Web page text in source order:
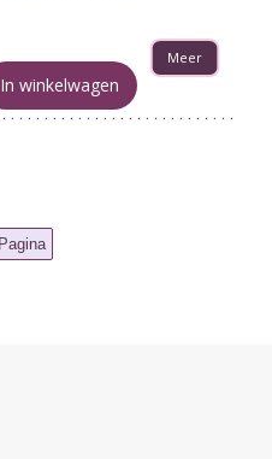
Meer
In winkelwagen